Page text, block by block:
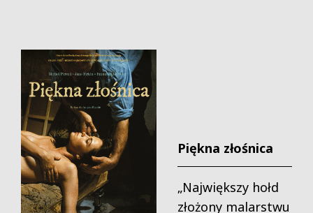
Piękna złośnica
„Największy hołd
złożony malarstwu